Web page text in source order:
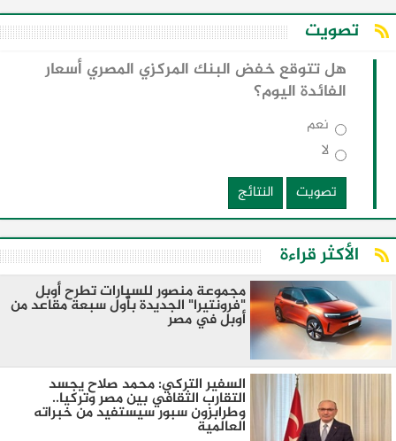
تصويت
هل تتوقع خفض البنك المركزي المصري أسعار
الفائدة اليوم؟
نعم
لا
تصويت
النتائج
الأكثر قراءة
مجموعة منصور للسيارات تطرح أوبل
"فرونتيرا" الجديدة بأول سبعة مقاعد من
أوبل في مصر
السفير التركي: محمد صلاح يجسد
التقارب الثقافي بين مصر وتركيا..
وطرابزون سبور سيستفيد من خبراته
العالمية